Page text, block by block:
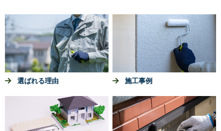
選ばれる理由 施工事例